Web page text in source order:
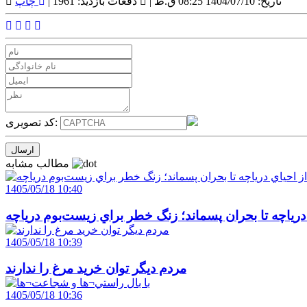
کد تصویری:
1405/05/18 10:40
درياچه تا بحران پسماند؛ زنگ خطر براي زيست‌بوم درياچه
1405/05/18 10:39
مردم ديگر توان خريد مرغ را ندارند
1405/05/18 10:36